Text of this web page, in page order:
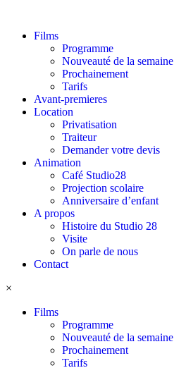
Films
Programme
Nouveauté de la semaine
Prochainement
Tarifs
Avant-premieres
Location
Privatisation
Traiteur
Demander votre devis
Animation
Café Studio28
Projection scolaire
Anniversaire d’enfant
A propos
Histoire du Studio 28
Visite
On parle de nous
Contact
×
Films
Programme
Nouveauté de la semaine
Prochainement
Tarifs